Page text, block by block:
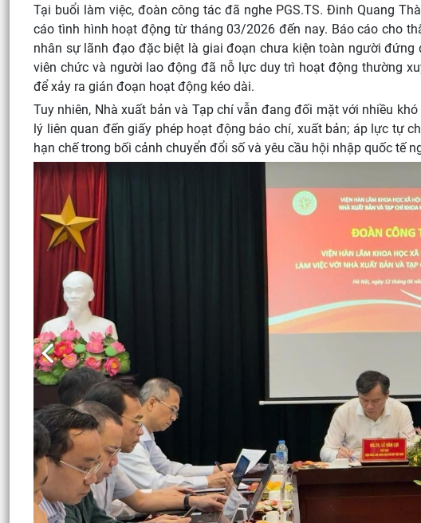
Tại buổi làm việc, đoàn công tác đã nghe PGS.TS. Đinh Quang
cáo tình hình hoạt động từ tháng 03/2026 đến nay. Báo cáo cho
nhân sự lãnh đạo đặc biệt là giai đoạn chưa kiện toàn người
viên chức và người lao động đã nỗ lực duy trì hoạt động thường
để xảy ra gián đoạn hoạt động kéo dài.
Tuy nhiên, Nhà xuất bản và Tạp chí vẫn đang đối mặt với nhiều
lý liên quan đến giấy phép hoạt động báo chí, xuất bản; áp lực tự
hạn chế trong bối cảnh chuyển đổi số và yêu cầu hội nhập quốc tế